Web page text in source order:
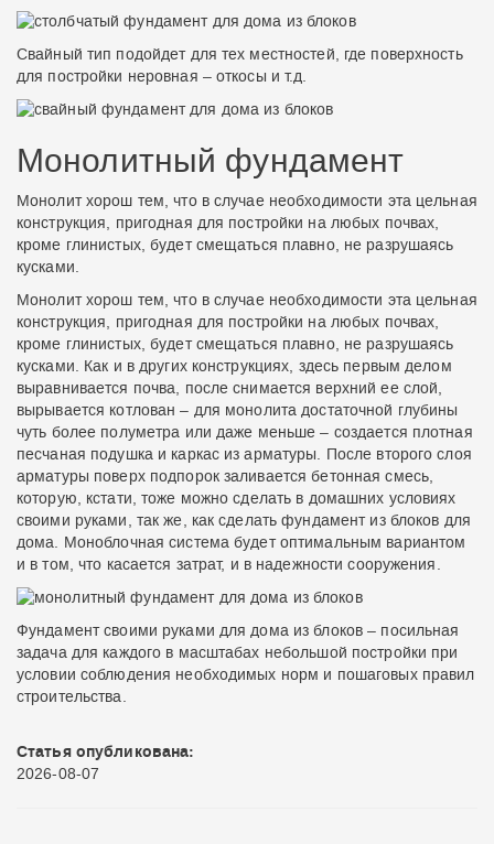
Свайный тип подойдет для тех местностей, где поверхность
для постройки неровная – откосы и т.д.
Монолитный фундамент
Монолит хорош тем, что в случае необходимости эта цельная
конструкция, пригодная для постройки на любых почвах,
кроме глинистых, будет смещаться плавно, не разрушаясь
кусками.
Монолит хорош тем, что в случае необходимости эта цельная
конструкция, пригодная для постройки на любых почвах,
кроме глинистых, будет смещаться плавно, не разрушаясь
кусками. Как и в других конструкциях, здесь первым делом
выравнивается почва, после снимается верхний ее слой,
вырывается котлован – для монолита достаточной глубины
чуть более полуметра или даже меньше – создается плотная
песчаная подушка и каркас из арматуры. После второго слоя
арматуры поверх подпорок заливается бетонная смесь,
которую, кстати, тоже можно сделать в домашних условиях
своими руками, так же, как сделать фундамент из блоков для
дома. Моноблочная система будет оптимальным вариантом
и в том, что касается затрат, и в надежности сооружения.
Фундамент своими руками для дома из блоков – посильная
задача для каждого в масштабах небольшой постройки при
условии соблюдения необходимых норм и пошаговых правил
строительства.
Статья опубликована:
2026-08-07